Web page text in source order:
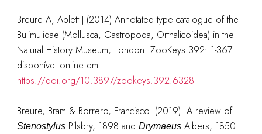
Breure A, Ablett J (2014) Annotated type catalogue of the
Bulimulidae (Mollusca, Gastropoda, Orthalicoidea) in the
Natural History Museum, London. ZooKeys 392: 1-367.
disponível online em
https://doi.org/10.3897/zookeys.392.6328
Breure, Bram & Borrero, Francisco. (2019). A review of
StenostylusPilsbry, 1898 and DrymaeusAlbers, 1850